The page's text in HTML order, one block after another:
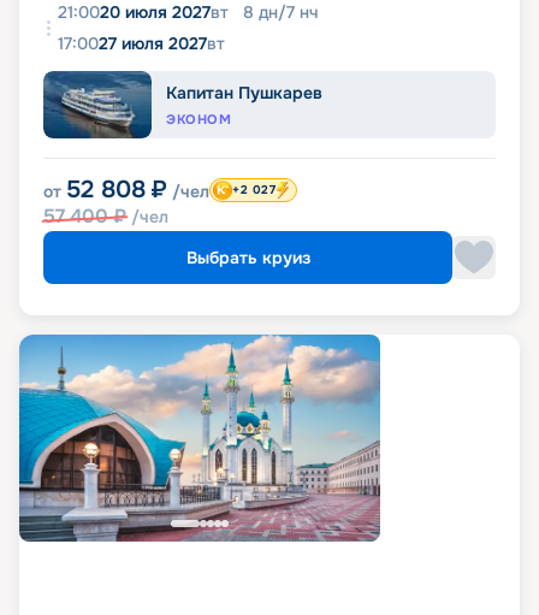
21:0020 июля 2027вт 8 дн/7 нч
17:0027 июля 2027вт
Капитан Пушкарев
ЭКОНОМ
от 52 808 ₽ /чел
57 400₽ /чел
+2 027
Выбрать круиз